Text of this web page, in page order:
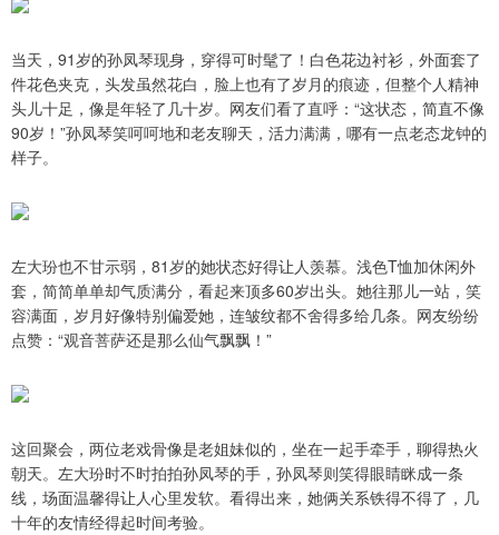
当天，91岁的孙凤琴现身，穿得可时髦了！白色花边衬衫，外面套了
件花色夹克，头发虽然花白，脸上也有了岁月的痕迹，但整个人精神
头儿十足，像是年轻了几十岁。网友们看了直呼：“这状态，简直不像
90岁！”孙凤琴笑呵呵地和老友聊天，活力满满，哪有一点老态龙钟的
样子。
左大玢也不甘示弱，81岁的她状态好得让人羡慕。浅色T恤加休闲外
套，简简单单却气质满分，看起来顶多60岁出头。她往那儿一站，笑
容满面，岁月好像特别偏爱她，连皱纹都不舍得多给几条。网友纷纷
点赞：“观音菩萨还是那么仙气飘飘！”
这回聚会，两位老戏骨像是老姐妹似的，坐在一起手牵手，聊得热火
朝天。左大玢时不时拍拍孙凤琴的手，孙凤琴则笑得眼睛眯成一条
线，场面温馨得让人心里发软。看得出来，她俩关系铁得不得了，几
十年的友情经得起时间考验。